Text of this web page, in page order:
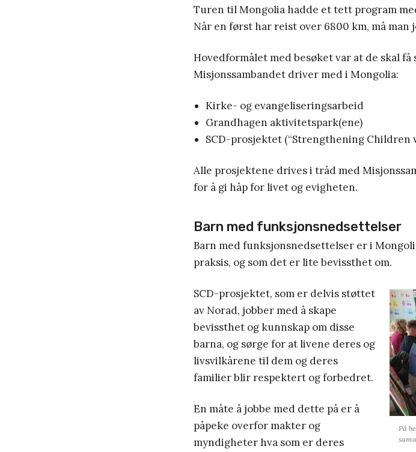
Turen til Mongolia hadde et tett program
Når en først har reist over 6800 km, må man
Hovedformålet med besøket var at de skal
Misjonssambandet driver med i Mongolia:
Kirke- og evangeliseringsarbeid
Grandhagen aktivitetspark(ene)
SCD-prosjektet (“Strengthening Children
Alle prosjektene drives i tråd med
for å gi håp for livet og evigheten.
Barn med funksjonsnedsettelser
Barn med funksjonsnedsettelser er i
praksis, og som det er lite bevissthet om.
På
SCD-prosjektet, som er delvis støttet
av Norad, jobber med å skape
bevissthet og kunnskap om disse
barna, og sørge for at livene deres og
livsvilkårene til dem og deres
familier blir respektert og forbedret.
En måte å jobbe med dette på er å
påpeke overfor makter og
myndigheter hva som er deres